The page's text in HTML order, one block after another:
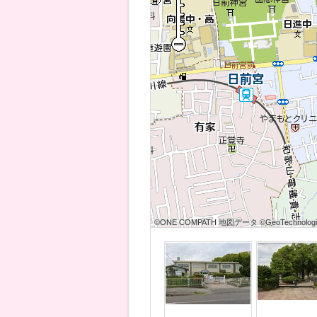
©ONE COMPATH 地図データ
©ONE COMPATH 地図データ
©ONE COMPATH 地図データ
©ONE COMPATH 地図データ
©ONE COMPATH 地図データ
©ONE COMPATH 地図データ
©ONE COMPATH 地図データ
©ONE COMPATH 地図データ
©ONE COMPATH 地図データ